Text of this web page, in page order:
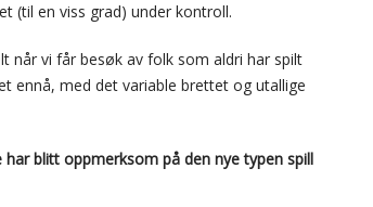
(til en viss grad) under kontroll.
når vi får besøk av folk som aldri har spilt
ennå, med det variable brettet og utallige
blitt oppmerksom på den nye typen spill